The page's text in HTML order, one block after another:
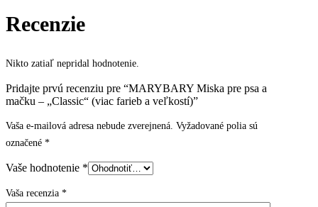
Recenzie
Nikto zatiaľ nepridal hodnotenie.
Pridajte prvú recenziu pre “MARYBARY Miska pre psa a
mačku – „Classic“ (viac farieb a veľkostí)”
Vaša e-mailová adresa nebude zverejnená. Vyžadované polia sú
označené *
Vaše hodnotenie *
Vaša recenzia *